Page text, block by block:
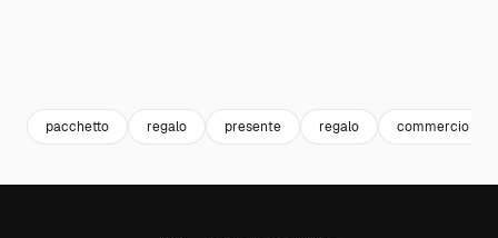
pacchetto regalo presente regalo commercio e